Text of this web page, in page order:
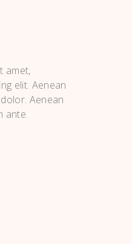
amet,
elit. Aenean
Aenean
ante.